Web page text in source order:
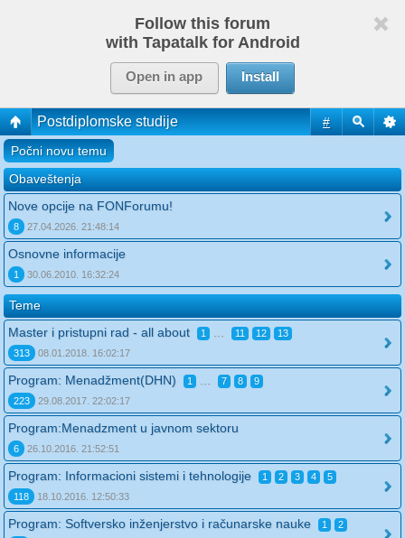
Follow this forum
with Tapatalk for Android
Open in app Install
#
Postdiplomske studije
Počni novu temu
Obaveštenja
Nove opcije na FONForumu!
8 27.04.2026. 21:48:14
Osnovne informacije
1 30.06.2010. 16:32:24
Teme
Master i pristupni rad - all about
1 11 12
13
313
08.01.2018. 16:02:17
Program: Menadžment(DHN) 1 7 8
9
223
29.08.2017. 22:02:17
Program:Menadzment u javnom sektoru
6 26.10.2016. 21:52:51
Program: Informacioni sistemi i tehnologije 1 2 3 4
5
118
18.10.2016. 12:50:33
Program: Softversko inženjerstvo i računarske nauke 1
2